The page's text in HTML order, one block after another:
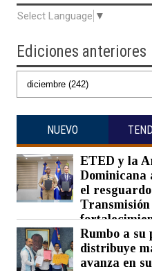
Select Language ▼
Ediciones anteriores
NUEVO
ETED y la
Dominicana
el
Posted on 07 Aug 2026 - 0 Comments
Rumbo a su
distribuye
avanza en